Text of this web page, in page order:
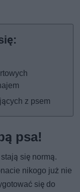
z psem
psa!
się normą.
nikogo już nie
się do